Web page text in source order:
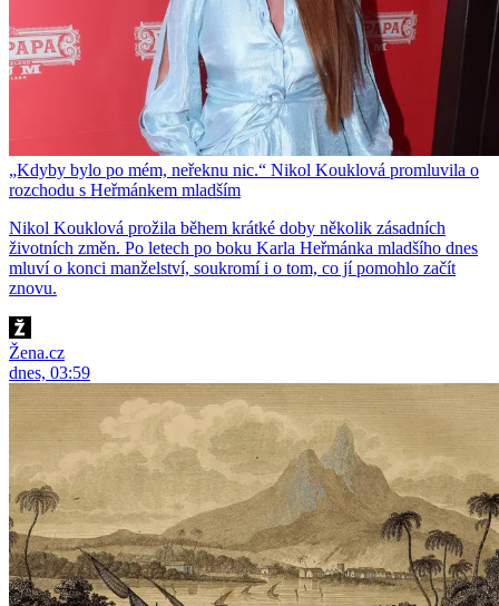
„Kdyby bylo po mém, neřeknu nic.“ Nikol Kouklová promluvila o
rozchodu s Heřmánkem mladším
Nikol Kouklová prožila během krátké doby několik zásadních
životních změn. Po letech po boku Karla Heřmánka mladšího dnes
mluví o konci manželství, soukromí i o tom, co jí pomohlo začít
znovu.
Žena.cz
dnes, 03:59